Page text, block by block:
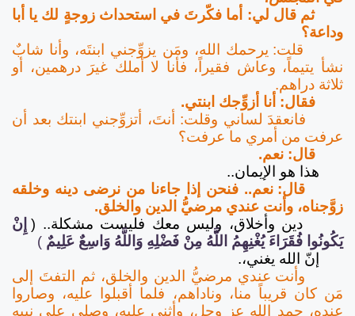
ثم قال لي: أما فكّرتَ في استحداث زوجةٍ لك يا أبا
وداعة؟
قلت: يرحمك الله، ومَن يزوِّجني ابنتَه، وأنا شابٌ
نشأ يتيماً، وعاش فقيراً، فأنا لا أملك غيرَ درهمين، أو
ثلاثة دراهم.
فقال: أنا أزوِّجك ابنتي.
فانعقدَ لساني وقلت: أنتَ، أتزوِّجني ابنتك بعد أن
عرفت من أمري ما عرفت؟
قال: نعم.
هذا هو الإيمان..
قال: نعم.. فنحن إذا جاءنا من نرضى دينه وخلقه
زوَّجناه، وأنت عندي مرضيُّ الدين والخلق.
دين وأخلاق، وليس معك فليست مشكلة.. ( إِنْ
يَكُونُوا فُقَرَاءَ يُغْنِهِمُ اللَّهُ مِنْ فَضْلِهِ وَاللَّهُ وَاسِعٌ عَلِيمٌ )
إنّ الله يغني،.
وأنت عندي مرضيُّ الدين والخلق، ثم التفتَ إلى
مَن كان قريباً منا، وناداهم، فلما أقبلوا عليه، وصاروا
عنده، حمد الله عز وجل، وأثنى عليه، وصلى على نبيه